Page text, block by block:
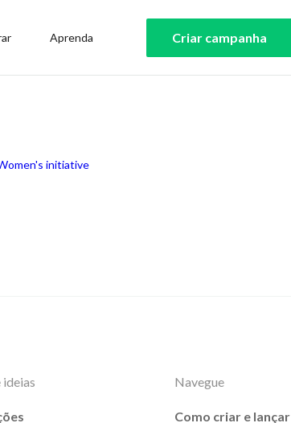
Aprenda Criar campanha
ideias Navegue
Como criar e lançar